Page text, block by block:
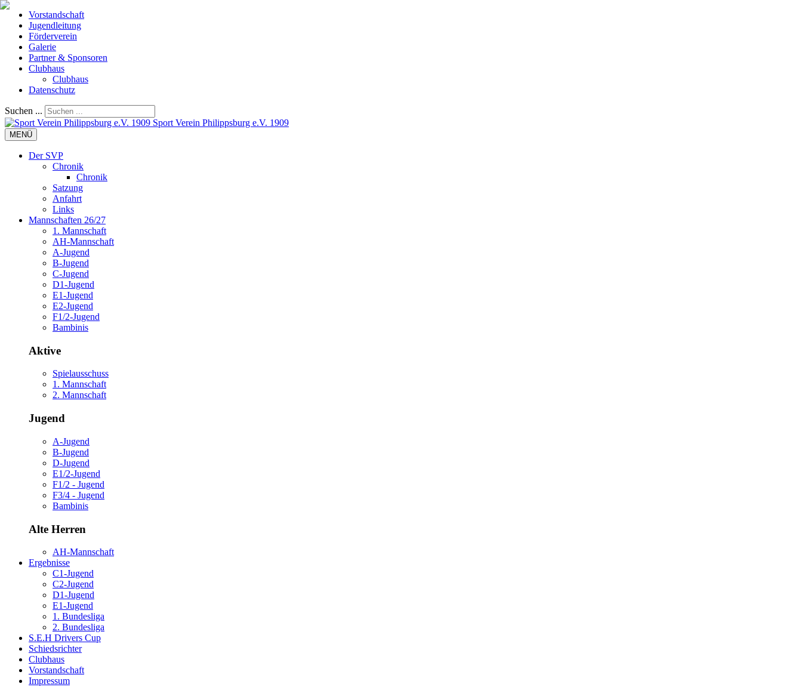
Vorstandschaft
Jugendleitung
Förderverein
Galerie
Partner & Sponsoren
Clubhaus
Clubhaus
Datenschutz
Suchen ...
Sport Verein Philippsburg e.V. 1909
MENÜ
Der SVP
Chronik
Chronik
Satzung
Anfahrt
Links
Mannschaften 26/27
1. Mannschaft
AH-Mannschaft
A-Jugend
B-Jugend
C-Jugend
D1-Jugend
E1-Jugend
E2-Jugend
F1/2-Jugend
Bambinis
Aktive
Spielausschuss
1. Mannschaft
2. Mannschaft
Jugend
A-Jugend
B-Jugend
D-Jugend
E1/2-Jugend
F1/2 - Jugend
F3/4 - Jugend
Bambinis
Alte Herren
AH-Mannschaft
Ergebnisse
C1-Jugend
C2-Jugend
D1-Jugend
E1-Jugend
1. Bundesliga
2. Bundesliga
S.E.H Drivers Cup
Schiedsrichter
Clubhaus
Vorstandschaft
Impressum